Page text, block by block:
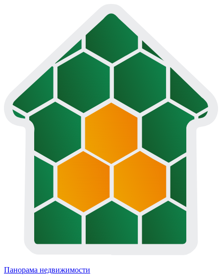
Панорама недвижимости